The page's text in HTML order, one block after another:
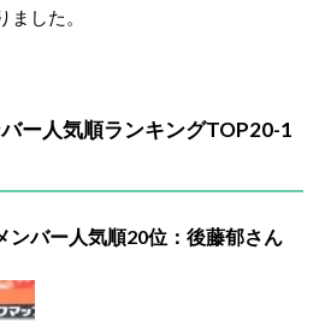
した。
ー人気順ランキングTOP20-1
ンバー人気順20位：後藤郁さん